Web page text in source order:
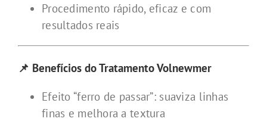
Procedimento rápido, eficaz e com
resultados reais
📌 Benefícios do Tratamento Volnewmer
Efeito “ferro de passar”: suaviza linhas
finas e melhora a textura